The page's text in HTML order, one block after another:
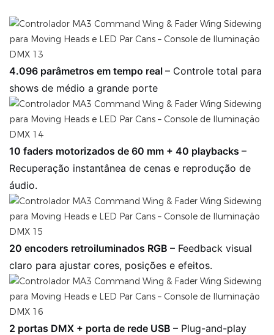
4.096 parâmetros em tempo real – Controle total para
shows de médio a grande porte
10 faders motorizados de 60 mm + 40 playbacks –
Recuperação instantânea de cenas e reprodução de
áudio.
20 encoders retroiluminados RGB – Feedback visual
claro para ajustar cores, posições e efeitos.
2 portas DMX + porta de rede USB – Plug-and-play